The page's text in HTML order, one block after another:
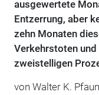
ausgewertete
Entzerrung, aber
zehn Monaten
Verkehrstoten
zweistelligen
von Walter K.